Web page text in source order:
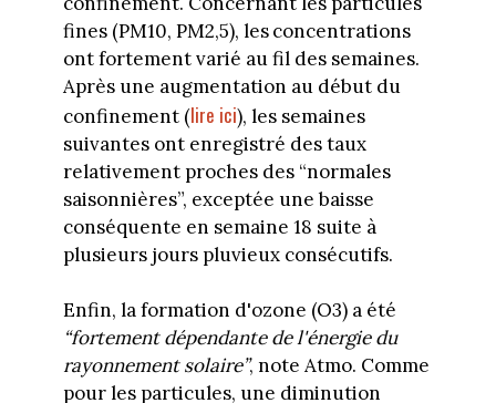
fines (PM10, PM2,5), les concentrations
ont fortement varié au fil des semaines.
Après une augmentation au début du
confinement (lire ici), les semaines
suivantes ont enregistré des taux
relativement proches des “normales
saisonnières”, exceptée une baisse
conséquente en semaine 18 suite à
plusieurs jours pluvieux consécutifs.
Enfin, la formation d'ozone (O3) a été
“fortement dépendante de l'énergie du
rayonnement solaire”, note Atmo. Comme
pour les particules, une diminution